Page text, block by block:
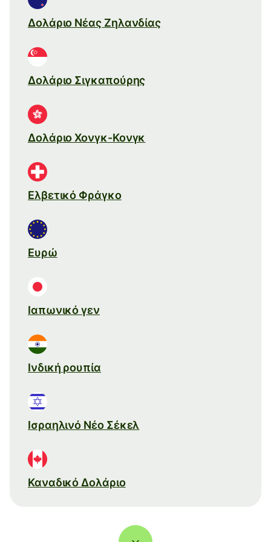
Δολάριο Νέας Ζηλανδίας
Δολάριο Σιγκαπούρης
Δολάριο Χονγκ-Κονγκ
Ελβετικό Φράγκο
Ευρώ
Ιαπωνικό γεν
Ινδική ρουπία
Ισραηλινό Νέο Σέκελ
Καναδικό Δολάριο